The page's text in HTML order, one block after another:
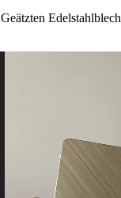
Geätzten Edelstahlblech